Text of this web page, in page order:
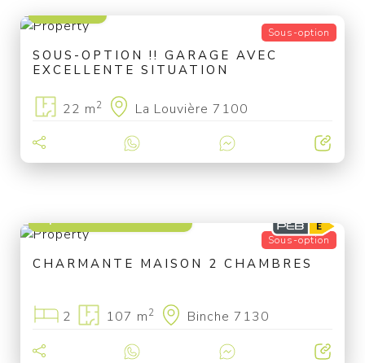
Sous-option
SOUS-OPTION !! GARAGE AVEC
EXCELLENTE SITUATION
22 m2 La Louvière 7100
Sous-option
CHARMANTE MAISON 2 CHAMBRES
2 107 m2 Binche 7130